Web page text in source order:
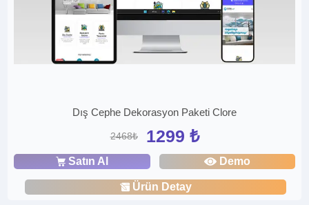
Dış Cephe Dekorasyon Paketi Clore
2468₺ 1299 ₺
Satın Al Demo
Ürün Detay